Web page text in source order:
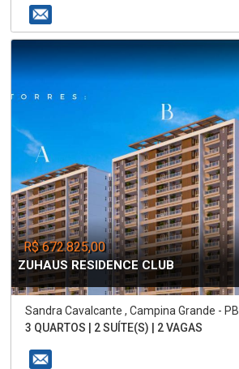
R$ 672.825,00
ZUHAUS RESIDENCE CLUB
Sandra Cavalcante , Campina Grande - PB
3 QUARTOS | 2 SUÍTE(S) | 2 VAGAS